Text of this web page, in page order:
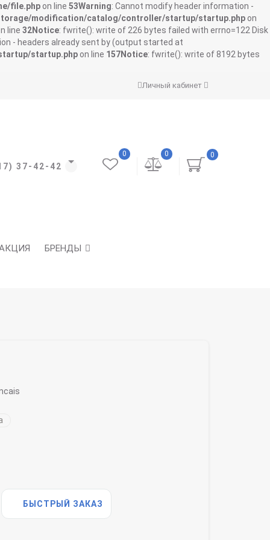
file.php on line 53Warning: Cannot modify header information -
modification/catalog/controller/startup/startup.php on
line 32Notice: fwrite(): write of 226 bytes failed with errno=122 Disk
- headers already sent by (output started at
startup.php on line 157Notice: fwrite(): write of 8192 bytes
Личный кабинет
37-42-42
0
0
0
БРЕНДЫ
БЫСТРЫЙ ЗАКАЗ